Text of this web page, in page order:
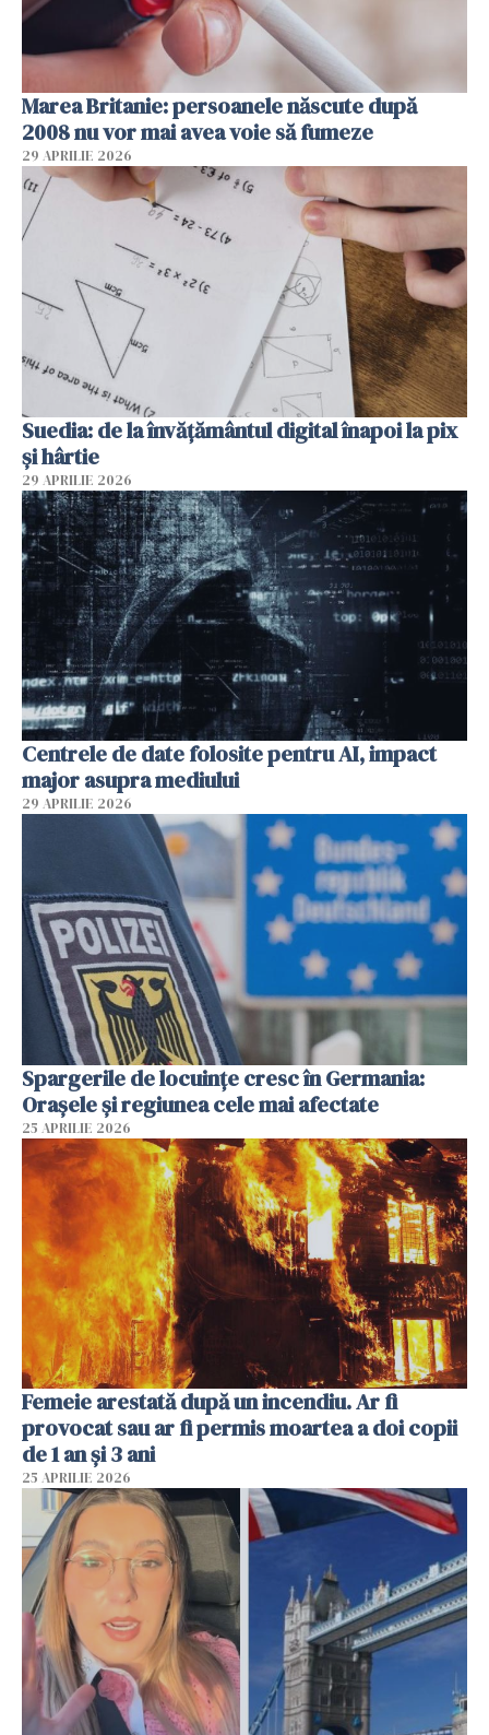
Marea Britanie: persoanele născute după
2008 nu vor mai avea voie să fumeze
29 APRILIE 2026
Suedia: de la învățământul digital înapoi la pix
și hârtie
29 APRILIE 2026
Centrele de date folosite pentru AI, impact
major asupra mediului
29 APRILIE 2026
Spargerile de locuințe cresc în Germania:
Orașele și regiunea cele mai afectate
25 APRILIE 2026
Femeie arestată după un incendiu. Ar fi
provocat sau ar fi permis moartea a doi copii
de 1 an și 3 ani
25 APRILIE 2026